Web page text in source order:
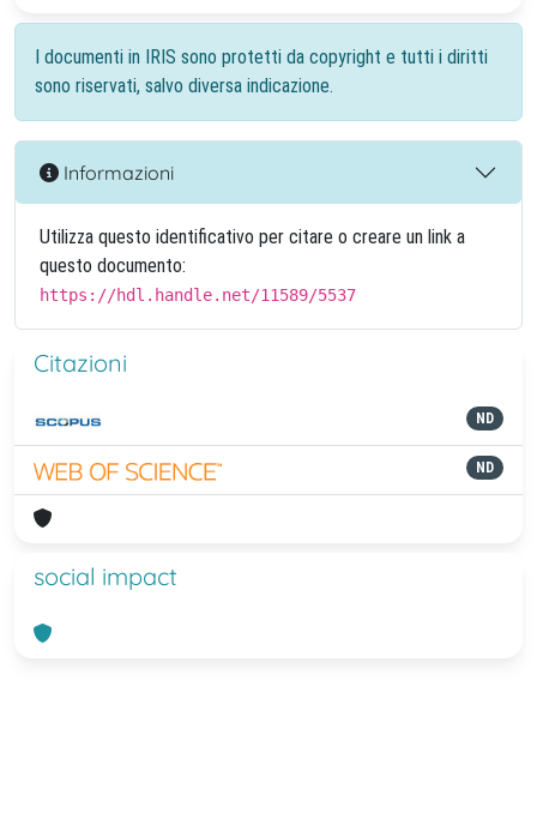
I documenti in IRIS sono protetti da copyright e tutti i diritti
sono riservati, salvo diversa indicazione.
Informazioni
Utilizza questo identificativo per citare o creare un link a
questo documento:
https://hdl.handle.net/11589/5537
Citazioni
ND
ND
social impact